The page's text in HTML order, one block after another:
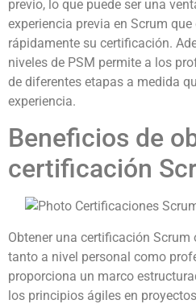
previo, lo que puede ser una
experiencia previa en Scrum
rápidamente su certificación.
niveles de PSM permite a los
de diferentes etapas a medida
experiencia.
Beneficios de
certificación
Obtener una certificación
tanto a nivel personal como
proporciona un marco
los principios ágiles en